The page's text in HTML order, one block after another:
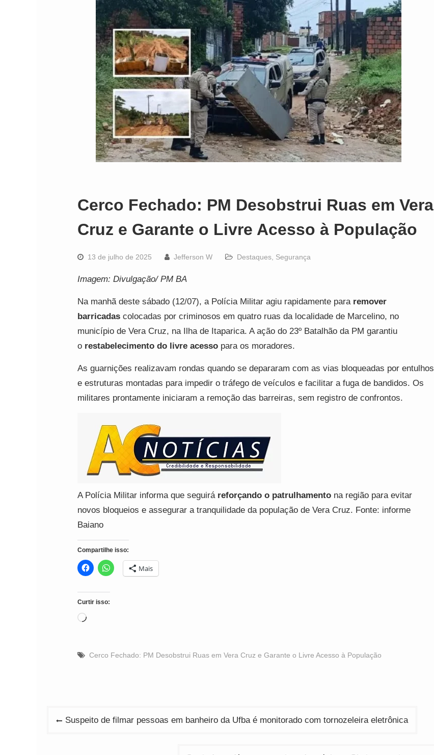
Cerco Fechado: PM Desobstrui Ruas em Vera
Cruz e Garante o Livre Acesso à População
13 de julho de 2025 Jefferson W Destaques Segurança
Imagem: Divulgação/ PM BA
Na manhã deste sábado (12/07), a Polícia Militar agiu rapidamente para remover
barricadas colocadas por criminosos em quatro ruas da localidade de Marcelino, no
município de Vera Cruz, na Ilha de Itaparica. A ação do 23º Batalhão da PM garantiu
o restabelecimento do livre acesso para os moradores.
As guarnições realizavam rondas quando se depararam com as vias bloqueadas por entulhos
e estruturas montadas para impedir o tráfego de veículos e facilitar a fuga de bandidos. Os
militares prontamente iniciaram a remoção das barreiras, sem registro de confrontos.
A Polícia Militar informa que seguirá reforçando o patrulhamento na região para evitar
novos bloqueios e assegurar a tranquilidade da população de Vera Cruz. Fonte: informe
Baiano
Compartilhe isso:
Mais
Curtir isso:
Carregando...
Cerco Fechado: PM Desobstrui Ruas em Vera Cruz e Garante o Livre Acesso à População
Navegação
Suspeito de filmar pessoas em banheiro da Ufba é monitorado com tornozeleira eletrônica